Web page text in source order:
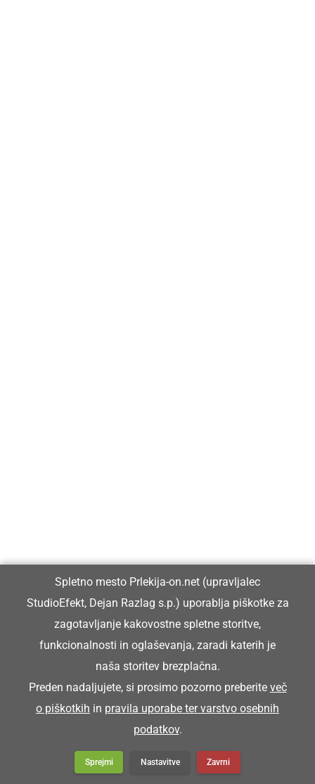
Spletno mesto Prlekija-on.net (upravljalec
StudioEfekt, Dejan Razlag s.p.) uporablja piškotke za
zagotavljanje kakovostne spletne storitve,
funkcionalnosti in oglaševanja, zaradi katerih je
naša storitev brezplačna.
Preden nadaljujete, si prosimo pozorno preberite več
o piškotkih in pravila uporabe ter varstvo osebnih
podatkov.
Sprejmi Nastavitve Zavrni